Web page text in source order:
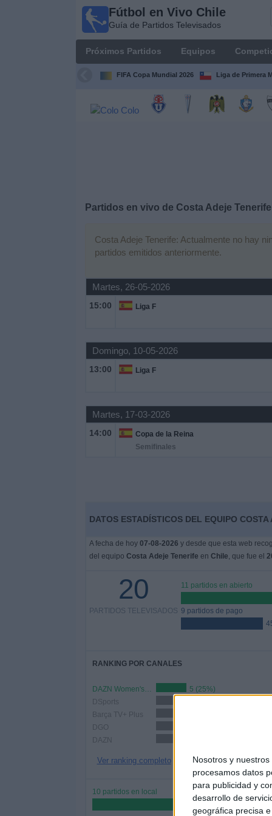
Nosotros y nuestros
procesamos datos
para publicidad y
desarrollo de
geográfica precisa
Fútbol en Vivo Chile
Guía de Partidos Televisados
Próximos Partidos Equipos
FIFA Copa Mundial 2026 Liga de Primera
Partidos en vivo de Costa Adeje Tenerife
Costa Adeje Tenerife: Actualmente no hay
partidos emitidos anteriormente.
Martes, 26-05-2026
15:00 Liga F
Domingo, 10-05-2026
13:00 Liga F
Martes, 17-03-2026
14:00
Copa de la Reina
Semifinales
DATOS ESTADÍSTICOS DEL EQUIPO
A fecha de hoy 07-08-2026 y desde que esta web
del equipo Costa Adeje Tenerife en Chile, que fue el
20
PARTIDOS TELEVISADOS
11 partidos en abierto
9 partidos de pago
RANKING POR CANALES
DAZN Women's Football YouTube
5 (25%)
DSports
Barça TV+ Plus
DGO
DAZN
Ver ranking completo
10 partidos en local